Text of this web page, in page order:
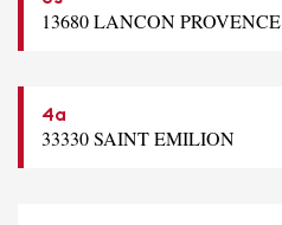
13680 LANCON PROVENCE
4a
33330 SAINT EMILION